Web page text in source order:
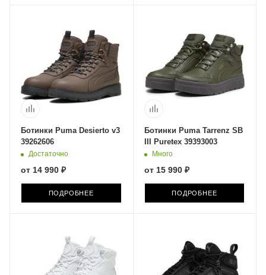
Ботинки Puma Desierto v3
39262606
Достаточно
от 14 990 ₽
ПОДРОБНЕЕ
Ботинки Puma Tarrenz SB
III Puretex 39393003
Много
от 15 990 ₽
ПОДРОБНЕЕ